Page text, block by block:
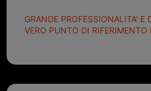
GRANDE PROFESSIONALITA' E
VERO PUNTO DI RIFERIMENTO